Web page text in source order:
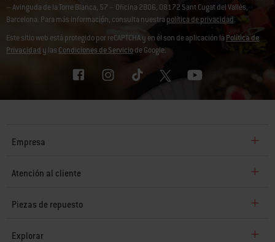
– Avinguda de la Torre Blanca, 57 – Oficina 2B06, 08172 Sant Cugat del Vallès,
Barcelona. Para más información, consulta nuestra política de privacidad.
Este sitio web está protegido por reCAPTCHA y en él son de aplicación laPolítica de
Privacidad y las Condiciones de Serviciode Google.
Empresa
Atención al cliente
Piezas de repuesto
Explorar